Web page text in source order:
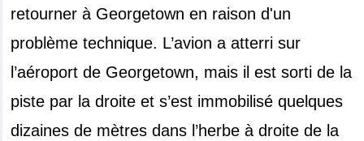
retourner à Georgetown en raison d'un
problème technique. L’avion a atterri sur
l’aéroport de Georgetown, mais il est sorti de la
piste par la droite et s’est immobilisé quelques
dizaines de mètres dans l’herbe à droite de la